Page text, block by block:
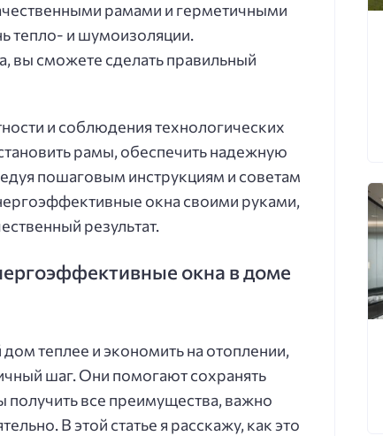
рамами и герметичными
тепло- и шумоизоляции.
сможете сделать правильный
и соблюдения технологических
рамы, обеспечить надежную
пошаговым инструкциям и советам
окна своими руками,
результат.
окна в доме
теплее и экономить на отоплении,
шаг. Они помогают сохранять
все преимущества, важно
В этой статье я расскажу, как это